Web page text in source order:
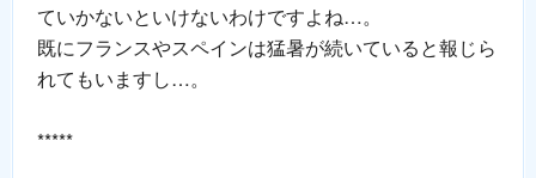
ていかないといけないわけですよね…。
既にフランスやスペインは猛暑が続いていると報じら
れてもいますし…。
*****